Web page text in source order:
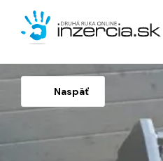
Naspäť